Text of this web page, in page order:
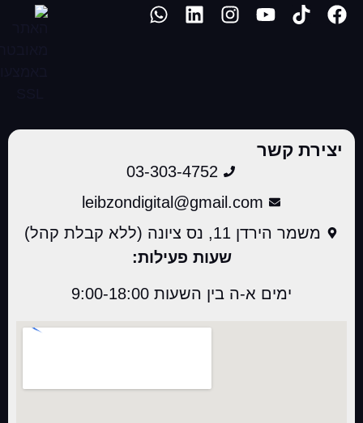
יצירת קשר
03-303-4752
leibzondigital@gmail.com
משמר הירדן 11, נס ציונה (ללא קבלת קהל)
שעות פעילות:
ימים א-ה בין השעות 9:00-18:00